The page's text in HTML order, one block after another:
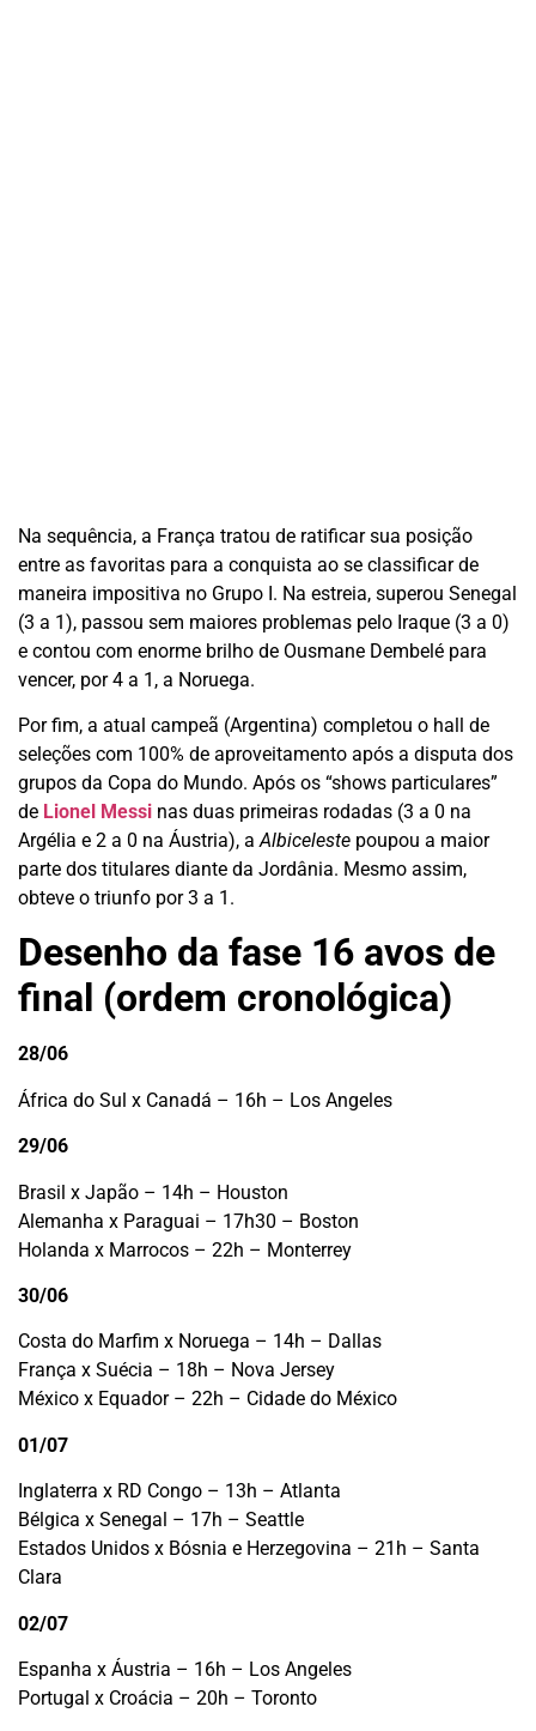
Na sequência, a França tratou de ratificar sua posição
entre as favoritas para a conquista ao se classificar de
maneira impositiva no Grupo I. Na estreia, superou Senegal
(3 a 1), passou sem maiores problemas pelo Iraque (3 a 0)
e contou com enorme brilho de Ousmane Dembelé para
vencer, por 4 a 1, a Noruega.
Por fim, a atual campeã (Argentina) completou o hall de
seleções com 100% de aproveitamento após a disputa dos
grupos da Copa do Mundo. Após os “shows particulares”
de Lionel Messi nas duas primeiras rodadas (3 a 0 na
Argélia e 2 a 0 na Áustria), aAlbiceleste poupou a maior
parte dos titulares diante da Jordânia. Mesmo assim,
obteve o triunfo por 3 a 1.
Desenho da fase 16 avos de
final (ordem cronológica)
28/06
África do Sul x Canadá – 16h – Los Angeles
29/06
Brasil x Japão – 14h – Houston
Alemanha x Paraguai – 17h30 – Boston
Holanda x Marrocos – 22h – Monterrey
30/06
Costa do Marfim x Noruega – 14h – Dallas
França x Suécia – 18h – Nova Jersey
México x Equador – 22h – Cidade do México
01/07
Inglaterra x RD Congo – 13h – Atlanta
Bélgica x Senegal – 17h – Seattle
Estados Unidos x Bósnia e Herzegovina – 21h – Santa
Clara
02/07
Espanha x Áustria – 16h – Los Angeles
Portugal x Croácia – 20h – Toronto